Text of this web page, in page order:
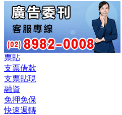
票貼
支票借款
支票貼現
融資
免押免保
快速週轉